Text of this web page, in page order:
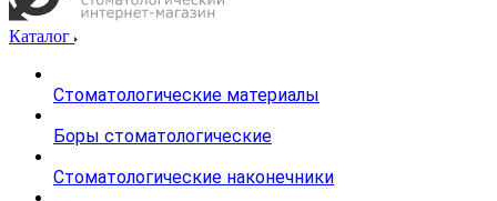
Каталог
Стоматологические материалы
Боры стоматологические
Стоматологические наконечники